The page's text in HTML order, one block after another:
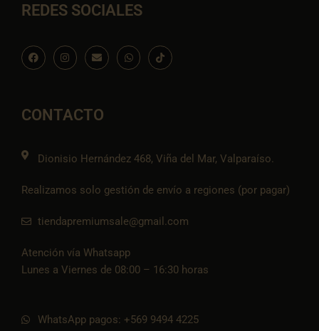
REDES SOCIALES
F
a
c
o
k
I
n
s
r
a
E
n
v
p
e
W
h
a
I
c
o
CONTACTO
Dionisio Hernández 468, Viña del Mar, Valparaíso.
Realizamos solo gestión de envío a regiones (por pagar)
tiendapremiumsale@gmail.com
Atención vía Whatsapp
Lunes a Viernes de 08:00 – 16:30 horas
WhatsApp pagos: +569 9494 4225